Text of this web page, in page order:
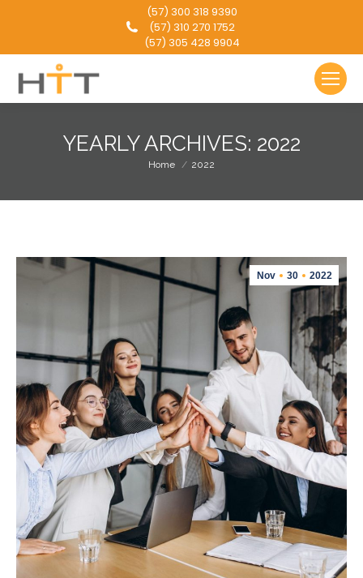
(57) 300 318 9390
(57) 310 270 1752
(57) 305 428 9904
YEARLY ARCHIVES: 2022
You are here:
Home 2022
Nov 30 2022